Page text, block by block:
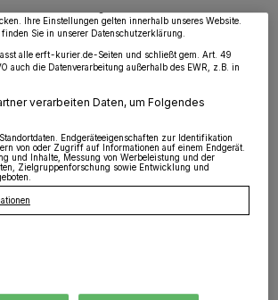
Bei der Leiche, die am Wochenende im
Himmelgeist gefunden wurde,
auch nach der Obduktion am
nicht hundertprozentig geklärt
Leichnam aber persönliche
der Ausweis von Birgit Hermann
gehen wir davon aus, dass sie es mit
ist", so Daniela Dässel (Foto)
Pressestelle.
Uhr
Ihre Einstellungen gelten innerhalb unseres Website.
Sie in unserer Datenschutzerklärung.
alle erft-kurier.de-Seiten und schließt gem. Art. 49
auch die Datenverarbeitung außerhalb des EWR, z.B. in
verarbeiten Daten, um Folgendes
Endgeräteeigenschaften zur Identifikation
von oder Zugriff auf Informationen auf einem Endgerät.
und Inhalte, Messung von Werbeleistung und der
Zielgruppenforschung sowie Entwicklung und